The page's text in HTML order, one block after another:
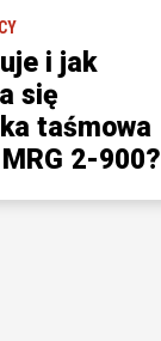
i jak
się
taśmowa
2-900?